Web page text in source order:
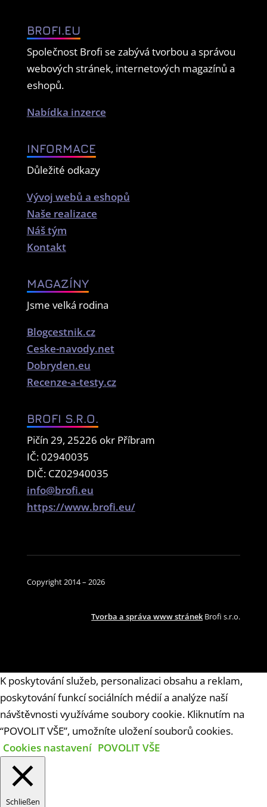
BROFI.EU
Společnost Brofi se zabývá tvorbou a správou
webových stránek, internetových magazínů a
eshopů.
Nabídka inzerce
INFORMACE
Důležité odkazy
Vývoj webů a eshopů
Naše realizace
Náš tým
Kontakt
MAGAZÍNY
Jsme velká rodina
Blogcestnik.cz
Ceske-navody.net
Dobryden.eu
Recenze-a-testy.cz
BROFI S.R.O.
Pičín 29, 25226 okr Příbram
IČ: 02940035
DIČ: CZ02940035
info@brofi.eu
https://www.brofi.eu/
Copyright 2014 – 2026
Tvorba a správa www stránekBrofi s.r.o.
K poskytování služeb, personalizaci obsahu a reklam,
poskytování funkcí sociálních médií a analýze naší
návštěvnosti využíváme soubory cookie. Kliknutím na
“POVOLIT VŠE”, umožníte uložení souborů cookies.
Cookies nastavení POVOLIT VŠE
Schließen